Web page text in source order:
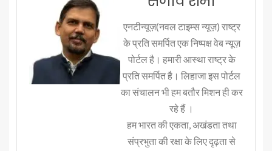
एनटीन्यूज़(नवल टाइम्स न्यूज़) राष्ट्र
के प्रति समर्पित एक निष्पक्ष वेब न्यूज़
पोर्टल है। हमारी आस्था राष्ट्र के
प्रति समर्पित है। लिहाजा इस पोर्टल
का संचालन भी हम बतौर मिशन ही कर
रहे हैं ।
हम भारत की एकता, अखंडता तथा
संप्रभुता की रक्षा के लिए दृढ़ता से